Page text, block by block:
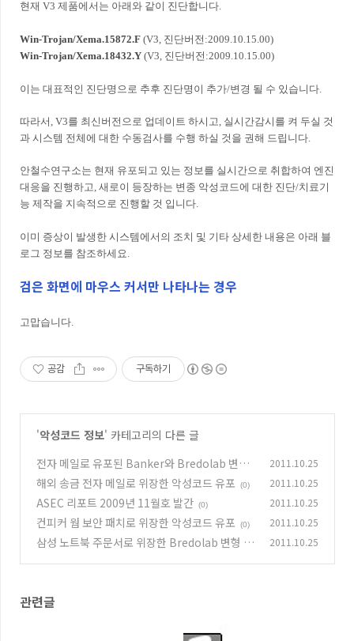
현재 V3 제품에서는 아래와 같이 진단합니다.
Win-Trojan/Xema.15872.F (V3, 진단버전:2009.10.15.00)
Win-Trojan/Xema.18432.Y (V3, 진단버전:2009.10.15.00)
이는 대표적인 진단명으로 추후 진단명이 추가/변경 될 수 있습니다.
따라서, V3를 최신버전으로 업데이트 하시고, 실시간감시를 켜 두실 것
과 시스템 전체에 대한 수동검사를 수행 하실 것을 권해 드립니다.
안철수연구소는 현재 유포되고 있는 정보를 실시간으로 취합하여 엔진
대응을 진행하고, 새로이 등장하는 변종 악성코드에 대한 진단/치료기
능 제작을 지속적으로 진행할 것 입니다.
이미 증상이 발생한 시스템에서의 조치 및 기타 상세한 내용은 아래 블
로그 정보를 참조하세요.
검은 화면에 마우스 커서만 나타나는 경우
고맙습니다.
공감 구독하기
'악성코드 정보' 카테고리의 다른 글
전자 메일로 유포된 Banker와 Bredolab 변형
들
(0)
2011.10.25
해외 송금 전자 메일로 위장한 악성코드 유포 (0) 2011.10.25
ASEC 리포트 2009년 11월호 발간 (0) 2011.10.25
컨피커 웜 보안 패치로 위장한 악성코드 유포 (0) 2011.10.25
삼성 노트북 주문서로 위장한 Bredolab 변형 발
2011.10.25
관련글